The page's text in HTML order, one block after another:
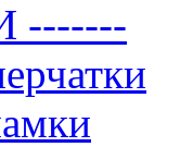
-------